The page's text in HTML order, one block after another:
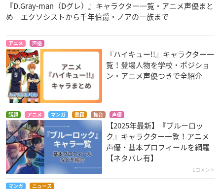
『D.Gray-man（Dグレ）』キャラクター一覧・アニメ声優まと
め エクソシストから千年伯爵・ノアの一族まで
アニメ 声優
『ハイキュー!!』キャラクター一
覧！登場人物を学校・ポジショ
ン・アニメ声優つきで全紹介
話題 アニメ マンガ 書籍 舞台 声優
【2025年最新】『ブルーロッ
ク』キャラクター一覧！アニメ
声優・基本プロフィールを網羅
【ネタバレ有】
1コメント
マンガ ニュース